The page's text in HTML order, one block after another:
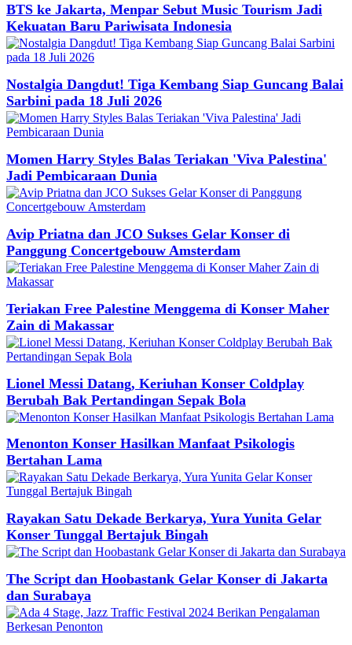
BTS ke Jakarta, Menpar Sebut Music Tourism Jadi
Kekuatan Baru Pariwisata Indonesia
Nostalgia Dangdut! Tiga Kembang Siap Guncang Balai
Sarbini pada 18 Juli 2026
Momen Harry Styles Balas Teriakan 'Viva Palestina'
Jadi Pembicaraan Dunia
Avip Priatna dan JCO Sukses Gelar Konser di
Panggung Concertgebouw Amsterdam
Teriakan Free Palestine Menggema di Konser Maher
Zain di Makassar
Lionel Messi Datang, Keriuhan Konser Coldplay
Berubah Bak Pertandingan Sepak Bola
Menonton Konser Hasilkan Manfaat Psikologis
Bertahan Lama
Rayakan Satu Dekade Berkarya, Yura Yunita Gelar
Konser Tunggal Bertajuk Bingah
The Script dan Hoobastank Gelar Konser di Jakarta
dan Surabaya